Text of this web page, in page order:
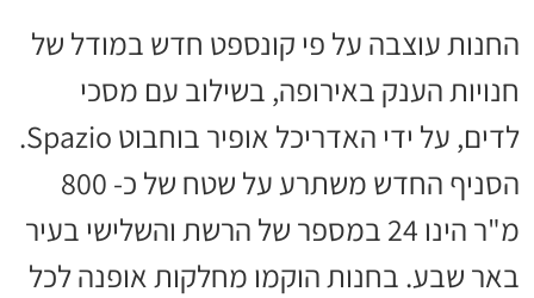
החנות עוצבה על פי קונספט חדש במודל של
חנויות הענק באירופה, בשילוב עם מסכי
לדים, על ידי האדריכל אופיר בוחבוט Spazio
.
הסניף החדש משתרע על שטח של כ- 800
מ"ר הינו 24 במספר של הרשת והשלישי בעיר
באר שבע. בחנות הוקמו מחלקות אופנה לכל